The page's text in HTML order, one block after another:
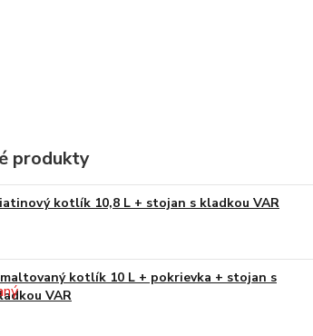
produkty
kotlík 10,8 L + stojan s kladkou VAR
kotlík 10 L + pokrievka + stojan s
VAR